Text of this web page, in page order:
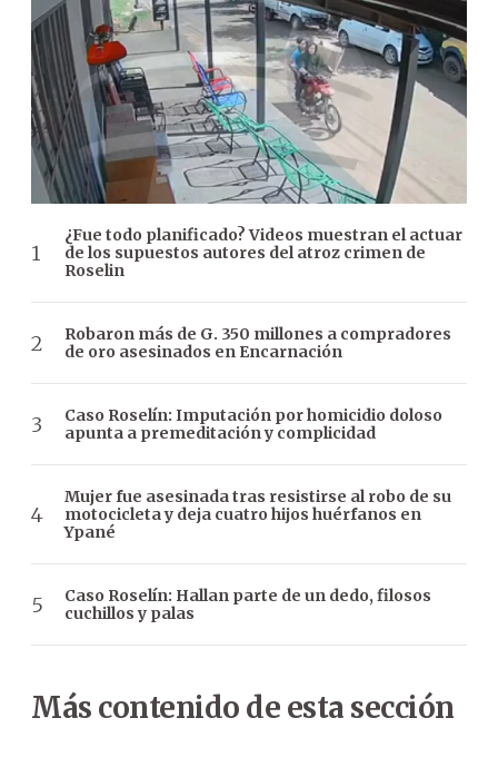
¿Fue todo planificado? Videos muestran el actuar
de los supuestos autores del atroz crimen de
Roselin
Robaron más de G. 350 millones a compradores
de oro asesinados en Encarnación
Caso Roselín: Imputación por homicidio doloso
apunta a premeditación y complicidad
Mujer fue asesinada tras resistirse al robo de su
motocicleta y deja cuatro hijos huérfanos en
Ypané
Caso Roselín: Hallan parte de un dedo, filosos
cuchillos y palas
Más contenido de esta sección